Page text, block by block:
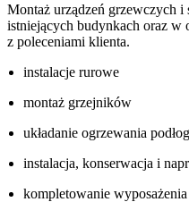
Montaż urządzeń grzewczych
istniejących budynkach oraz w
z poleceniami klienta.
instalacje rurowe
montaż grzejników
układanie ogrzewania
instalacja, konserwacja i
kompletowanie wyposażenia